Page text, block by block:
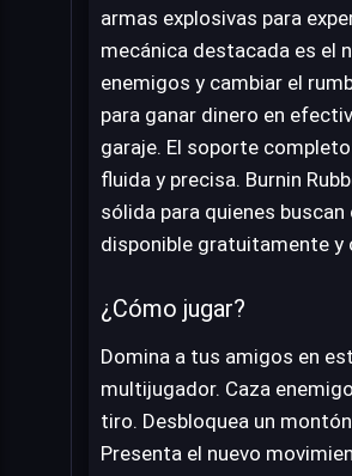
armas explosivas para
mecánica destacada es el
enemigos y cambiar el
para ganar dinero en
garaje. El soporte
fluida y precisa. Burnin
sólida para quienes
disponible gratuitamente y
¿Cómo jugar?
Domina a tus amigos en
multijugador. Caza
tiro. Desbloquea un
Presenta el nuevo